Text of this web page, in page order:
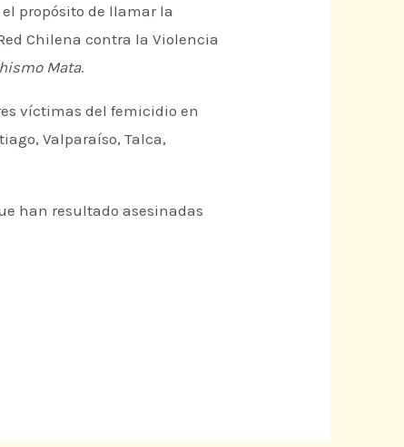
propósito de llamar la
Chilena contra la Violencia
Mata.
víctimas del femicidio en
Valparaíso, Talca,
han resultado asesinadas